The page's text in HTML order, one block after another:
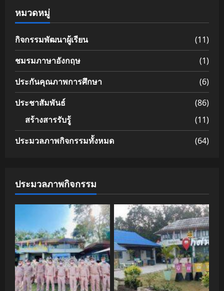
หมวดหมู่
กิจกรรมพัฒนาผู้เรียน
(11)
ชมรมภาษาอังกฤษ
(1)
ประกันคุณภาพการศึกษา
(6)
ประชาสัมพันธ์
(86)
สร้างสารรับรู้
(11)
ประมวลภาพกิจกรรมทั้งหมด
(64)
ประมวลภาพกิจกรรม